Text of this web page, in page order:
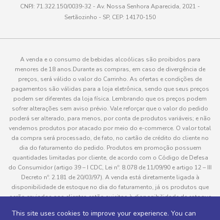
This site uses cookies to improve your experience. You can
CNPJ: 71.322.150/0039-32 - Av. Nossa Senhora Aparecida, 2021 -
Sertãozinho - SP, CEP: 14170-150
A venda e o consumo de bebidas alcoólicas são proibidos para
menores de 18 anos.Durante as compras, em caso de divergência de
preços, será válido o valor do Carrinho. As ofertas e condições de
pagamentos são válidas para a loja eletrônica, sendo que seus preços
podem ser diferentes da loja física. Lembrando que os preços podem
sofrer alterações sem aviso prévio. Vale reforçar que o valor do pedido
poderá ser alterado, para menos, por conta de produtos variáveis; e não
vendemos produtos por atacado por meio do e-commerce. O valor total
da compra será processado, de fato, no cartão de crédito do cliente no
dia do faturamento do pedido. Produtos em promoção possuem
quantidades limitadas por cliente, de acordo com o Código de Defesa
do Consumidor (artigo 39 – I CDC, Lei nº. 8.078 de 11/09/90 e artigo 12 – III
Decreto nº. 2.181 de 20/03/97). A venda está diretamente ligada à
disponibilidade de estoque no dia do faturamento, já os produtos que
serão enviados aos clientes estão sujeitos à disponibilidade de estoque
pedido do cliente, este não será entregue e o valor do item não será